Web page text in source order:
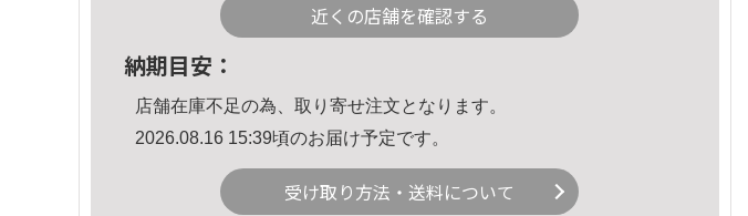
近くの店舗を確認する
納期目安：
店舗在庫不足の為、取り寄せ注文となります。
2026.08.16 15:39頃のお届け予定です。
受け取り方法・送料について